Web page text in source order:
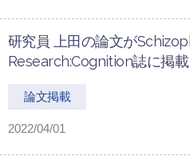
研究員 上田の論文が
Research:Cognition誌に掲
論文掲載
2022/04/01